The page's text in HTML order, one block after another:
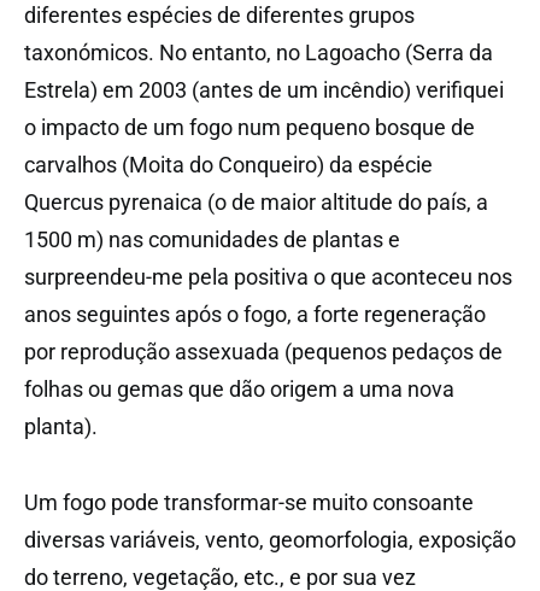
diferentes espécies de diferentes grupos
taxonómicos. No entanto, no Lagoacho (Serra da
Estrela) em 2003 (antes de um incêndio) verifiquei
o impacto de um fogo num pequeno bosque de
carvalhos (Moita do Conqueiro) da espécie
Quercus pyrenaica (o de maior altitude do país, a
1500 m) nas comunidades de plantas e
surpreendeu-me pela positiva o que aconteceu nos
anos seguintes após o fogo, a forte regeneração
por reprodução assexuada (pequenos pedaços de
folhas ou gemas que dão origem a uma nova
planta).
Um fogo pode transformar-se muito consoante
diversas variáveis, vento, geomorfologia, exposição
do terreno, vegetação, etc., e por sua vez